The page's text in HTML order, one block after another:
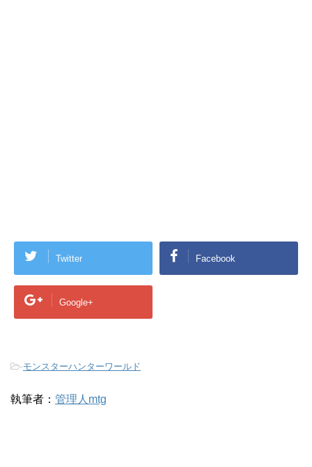
Twitter Facebook
Google+
-モンスターハンターワールド
執筆者： 管理人mtg